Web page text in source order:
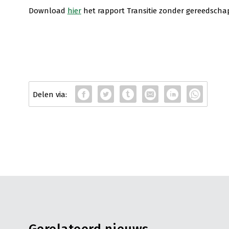
Download hierhet rapport Transitie zonder